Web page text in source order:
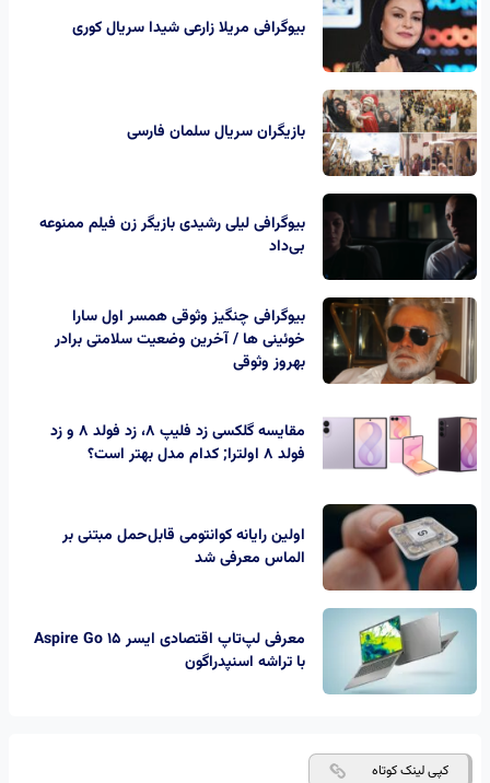
بیوگرافی مریلا زارعی شیدا سریال کوری
بازیگران سریال سلمان فارسی
بیوگرافی لیلی رشیدی بازیگر زن فیلم ممنوعه
بی‌داد
بیوگرافی چنگیز وثوقی همسر اول سارا
خوئینی ها / آخرین وضعیت سلامتی برادر
بهروز وثوقی
مقایسه گلکسی زد فلیپ ۸، زد فولد ۸ و زد
فولد ۸ اولترا; کدام مدل بهتر است؟
اولین رایانه کوانتومی قابل‌حمل مبتنی بر
الماس معرفی شد
معرفی لپ‌تاپ اقتصادی ایسر Aspire Go 15
با تراشه اسنپدراگون
کپی لینک کوتاه